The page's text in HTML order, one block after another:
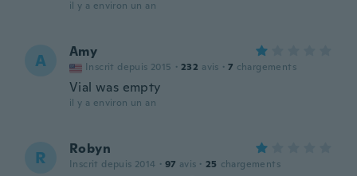
il y a environ un an
A Amy
Inscrit depuis 2015 · 232 avis · 7 chargements
Vial was empty
il y a environ un an
R Robyn
Inscrit depuis 2014 · 97 avis · 25 chargements